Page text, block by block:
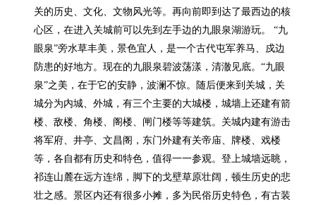
关的历史、文化、文物风光等。再向前即到达了最西边的核
心区，在进入关城前可以先到左手边的九眼泉湖游玩。 “九
眼泉”旁水草丰美，景色宜人，是一个古代屯军养马、戍边
防患的好地方。现在的九眼泉碧波荡漾，清澈见底。“九眼
泉”之美，在于它的安静，波澜不惊。随后便来到关城，关
城分为内城、外城，有三个主要的大城楼，城墙上还建有箭
楼、敌楼、角楼、阁楼、闸门楼等等建筑。关城内建有游击
将军府、井亭、文昌阁，东门外建有关帝庙、牌楼、戏楼
等，各自都有历史和特色，值得一一参观。登上城墙远眺，
祁连山麓在远方连绵，脚下的戈壁草原壮阔，顿生历史的悲
壮之感。景区内还有很多小摊，多为民俗历史特色，有古装